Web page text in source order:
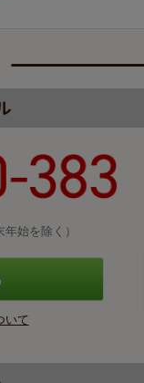
始を除く）
いて